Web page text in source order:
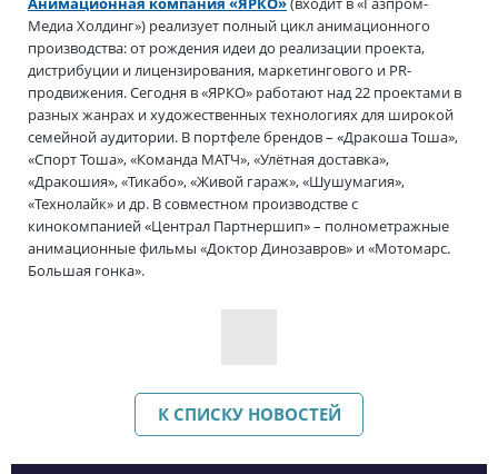
Медиа Холдинг») реализует полный цикл анимационного
производства: от рождения идеи до реализации проекта,
дистрибуции и лицензирования, маркетингового и PR-
продвижения. Сегодня в «ЯРКО» работают над 22 проектами в
разных жанрах и художественных технологиях для широкой
семейной аудитории. В портфеле брендов – «Дракоша Тоша»,
«Спорт Тоша», «Команда МАТЧ», «Улётная доставка»,
«Дракошия», «Тикабо», «Живой гараж», «Шушумагия»,
«Технолайк» и др. В совместном производстве с
кинокомпанией «Централ Партнершип» – полнометражные
анимационные фильмы «Доктор Динозавров» и «Мотомарс.
Большая гонка».
К СПИСКУ НОВОСТЕЙ